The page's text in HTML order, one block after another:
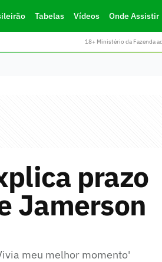
Tabelas Vídeos Onde Assistir
18+ Ministério da Fazenda
prazo
Jamerson
meu melhor momento'